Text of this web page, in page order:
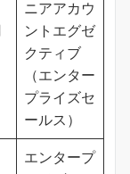
ニアアカウ
ントエグゼ
クティブ
（エンター
プライズセ
ールス）
エンタープ